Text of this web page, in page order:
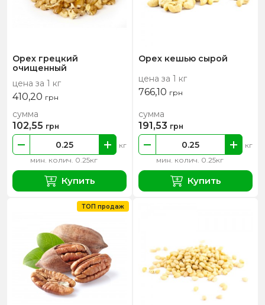
Орех грецкий
очищенный
цена за 1 кг
410,20 грн
мин. колич. 0.25кг
кг
сумма
102,55 грн
Купить
Орех кешью сырой
цена за 1 кг
766,10 грн
мин. колич. 0.25кг
кг
сумма
191,53 грн
Купить
ТОП продаж